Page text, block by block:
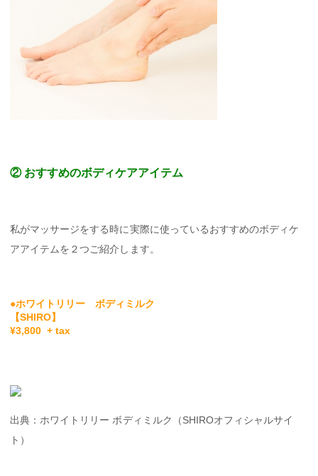
② おすすめのボディケアアイテム
私がマッサージをする時に実際に使っているおすすめのボディケ
アアイテムを２つご紹介します。
●ホワイトリリー ボディミルク
【SHIRO】
¥3,800 + tax
出典：ホワイトリリー ボディミルク（SHIROオフィシャルサイ
ト）